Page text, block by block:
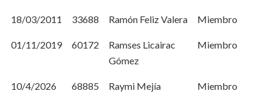
18/03/2011 33688 Ramón Feliz Valera Miembro
01/11/2019 60172
Ramses Licairac
Gómez
Miembro
10/4/2026 68885 Raymi Mejía Miembro